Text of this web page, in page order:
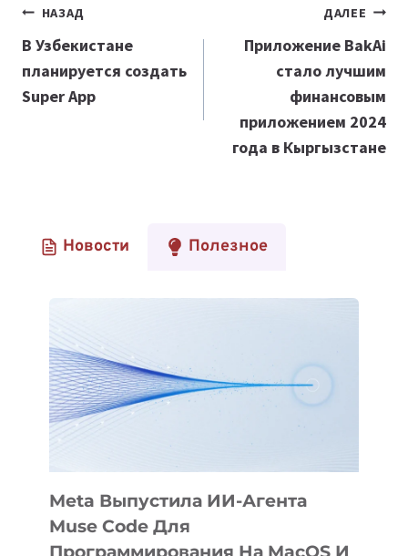
Навигация
по
записям
НАЗАД
В Узбекистане
планируется создать
Super App
ДАЛЕЕ
Приложение BakAi
стало лучшим
финансовым
приложением 2024
года в Кыргызстане
Новости Полезное
Meta Выпустила ИИ-Агента
Muse Code Для